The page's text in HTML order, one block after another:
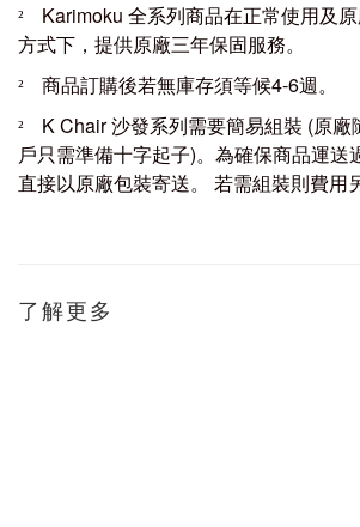
² Karimoku 全系列商品在正常使用及
方式下，提供原廠三年保固服務。
² 商品訂購後若無庫存須等候4-6週。
² K Chair沙發系列需要簡易組裝 (原廠
戶只需準備十字起子)。為確保商品運送
直接以原廠包裝寄送。 若需組裝則費用
了解更多